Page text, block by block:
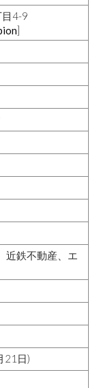
4-9
]
近鉄不動産、エ
21日)